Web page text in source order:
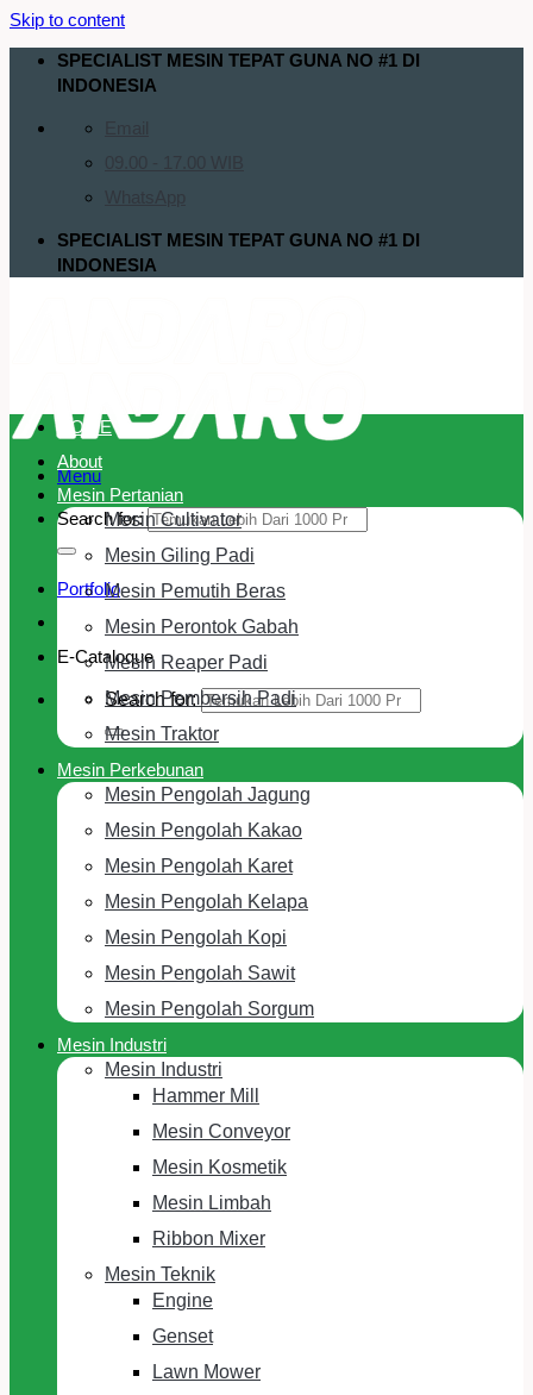
Skip to content
SPECIALIST MESIN TEPAT GUNA NO #1 DI
INDONESIA
SPECIALIST MESIN TEPAT GUNA NO #1 DI
INDONESIA
Menu
Search for:
Portfolio
E-Cataloque
Search for:
HOME
About
Mesin Pertanian
Mesin Cultivator
Mesin Giling Padi
Mesin Pemutih Beras
Mesin Perontok Gabah
Mesin Reaper Padi
Mesin Pembersih Padi
Mesin Traktor
Mesin Perkebunan
Mesin Pengolah Jagung
Mesin Pengolah Kakao
Mesin Pengolah Karet
Mesin Pengolah Kelapa
Mesin Pengolah Kopi
Mesin Pengolah Sawit
Mesin Pengolah Sorgum
Mesin Industri
Mesin Industri
Hammer Mill
Mesin Conveyor
Mesin Kosmetik
Mesin Limbah
Ribbon Mixer
Mesin Teknik
Engine
Genset
Lawn Mower